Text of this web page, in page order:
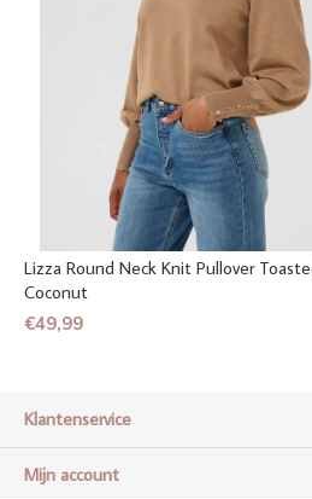
Lizza Round Neck Knit Pullover
Coconut
€49,99
Klantenservice
Mijn account